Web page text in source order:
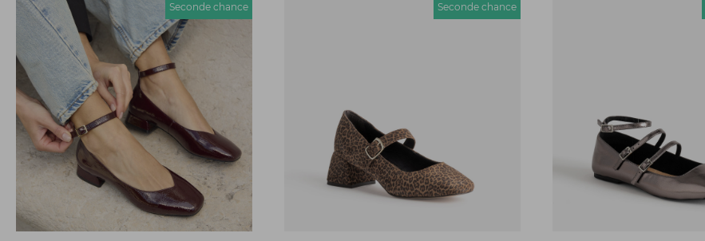
Seconde chance Seconde chance